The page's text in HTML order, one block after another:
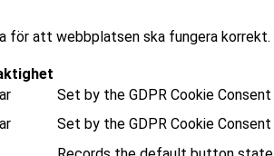
för att webbplatsen ska fungera
Set by the GDPR Cookie
Set by the GDPR Cookie